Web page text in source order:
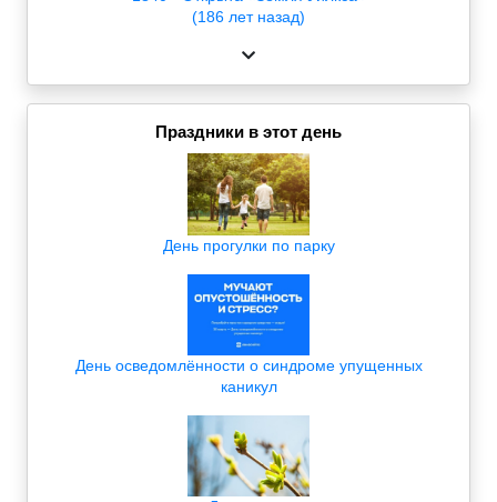
(186 лет назад)
Праздники в этот день
День прогулки по парку
День осведомлённости о синдроме упущенных
каникул